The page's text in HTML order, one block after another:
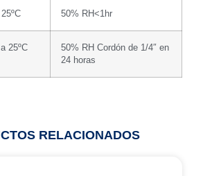
50% RH<1hr
25ºC
50% RH Cordón de 1/4″ en
24 horas
RELACIONADOS